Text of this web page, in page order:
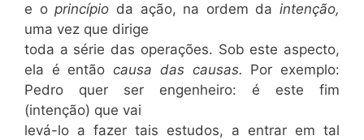
e oprincípio da ação, na ordem da intenção,
uma vez que dirige
toda a série das operações. Sob este aspecto,
ela é entãocausa das causas. Por exemplo:
Pedro quer ser engenheiro: é este fim
(intenção) que vai
levá-lo a fazer tais estudos, a entrar em tal